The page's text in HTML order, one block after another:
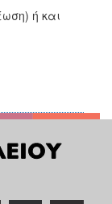
ή και